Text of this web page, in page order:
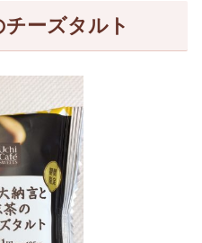
ーズタルト